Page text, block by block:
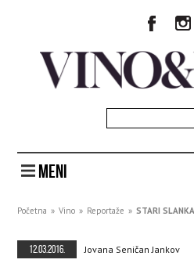
MENI
Početna » Vino » Reportaže » STARI
12.03.2016. Jovana Seničan Jankov